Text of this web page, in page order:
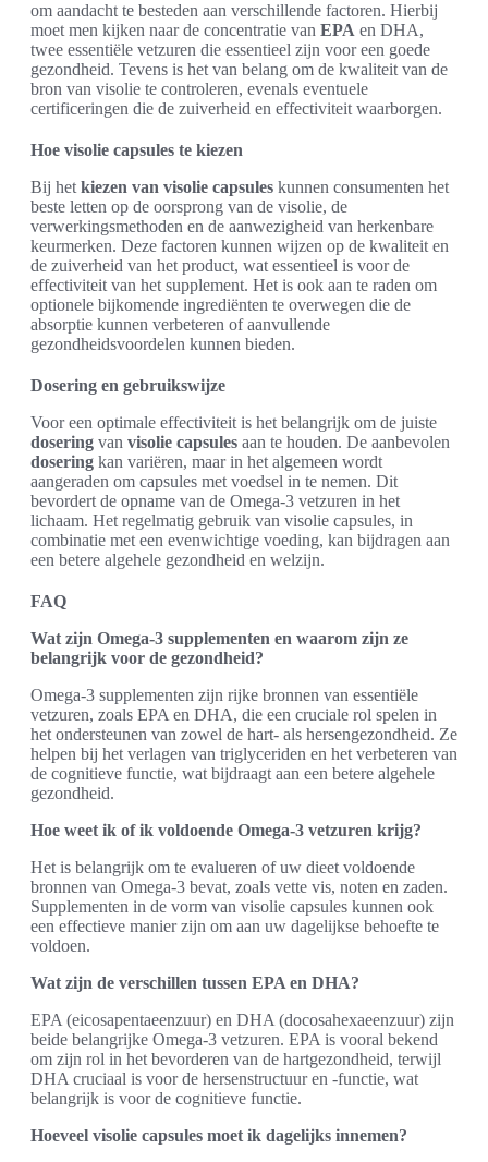
om aandacht te besteden aan verschillende factoren. Hierbij
moet men kijken naar de concentratie van EPA en DHA,
twee essentiële vetzuren die essentieel zijn voor een goede
gezondheid. Tevens is het van belang om de kwaliteit van de
bron van visolie te controleren, evenals eventuele
certificeringen die de zuiverheid en effectiviteit waarborgen.
Hoe visolie capsules te kiezen
Bij het kiezen van visolie capsules kunnen consumenten het
beste letten op de oorsprong van de visolie, de
verwerkingsmethoden en de aanwezigheid van herkenbare
keurmerken. Deze factoren kunnen wijzen op de kwaliteit en
de zuiverheid van het product, wat essentieel is voor de
effectiviteit van het supplement. Het is ook aan te raden om
optionele bijkomende ingrediënten te overwegen die de
absorptie kunnen verbeteren of aanvullende
gezondheidsvoordelen kunnen bieden.
Dosering en gebruikswijze
Voor een optimale effectiviteit is het belangrijk om de juiste
dosering van visolie capsules aan te houden. De aanbevolen
dosering kan variëren, maar in het algemeen wordt
aangeraden om capsules met voedsel in te nemen. Dit
bevordert de opname van de Omega-3 vetzuren in het
lichaam. Het regelmatig gebruik van visolie capsules, in
combinatie met een evenwichtige voeding, kan bijdragen aan
een betere algehele gezondheid en welzijn.
FAQ
Wat zijn Omega-3 supplementen en waarom zijn ze
belangrijk voor de gezondheid?
Omega-3 supplementen zijn rijke bronnen van essentiële
vetzuren, zoals EPA en DHA, die een cruciale rol spelen in
het ondersteunen van zowel de hart- als hersengezondheid. Ze
helpen bij het verlagen van triglyceriden en het verbeteren van
de cognitieve functie, wat bijdraagt aan een betere algehele
gezondheid.
Hoe weet ik of ik voldoende Omega-3 vetzuren krijg?
Het is belangrijk om te evalueren of uw dieet voldoende
bronnen van Omega-3 bevat, zoals vette vis, noten en zaden.
Supplementen in de vorm van visolie capsules kunnen ook
een effectieve manier zijn om aan uw dagelijkse behoefte te
voldoen.
Wat zijn de verschillen tussen EPA en DHA?
EPA (eicosapentaeenzuur) en DHA (docosahexaeenzuur) zijn
beide belangrijke Omega-3 vetzuren. EPA is vooral bekend
om zijn rol in het bevorderen van de hartgezondheid, terwijl
DHA cruciaal is voor de hersenstructuur en -functie, wat
belangrijk is voor de cognitieve functie.
Hoeveel visolie capsules moet ik dagelijks innemen?